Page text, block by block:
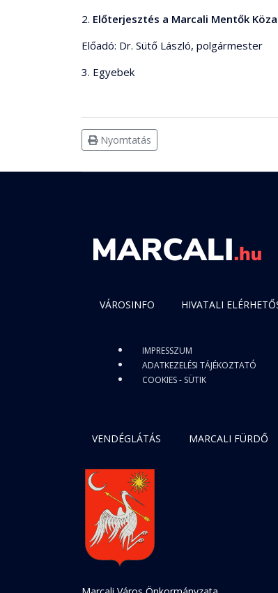
2. Előterjesztés a Marcali Mentők
Előadó: Dr. Sütő László, polgármester
3. Egyebek
Nyomtatás
VÁROSINFO HIVATALI
IMPRESSZUM
ADATKEZELÉSI TÁJÉKOZTATÓ
COOKIES - SÜTIK
VENDÉGLÁTÁS MARCALI FÜRDŐ